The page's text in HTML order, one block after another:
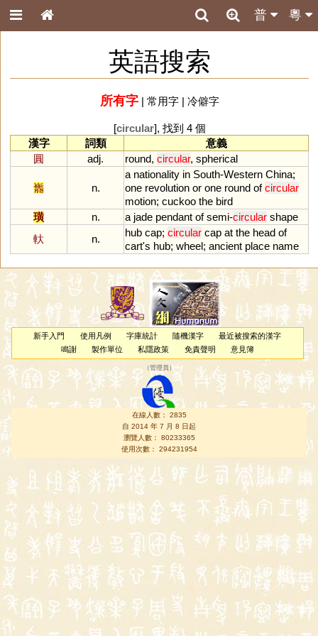
粵
普
英語搜索
所有字| 常用字| 冷僻字
[circular], 找到 4 個
漢字
詞類
意義
圓
adj. round, circular, spherical
巂 n.
a nationality in South-Western China;
one revolution or one round of circular
motion; cuckoo the bird
璜
n. a jade pendant of semi-circular shape
軑
n.
hub cap; circular cap at the head of
cart's hub; wheel; ancient place name
新手入門 使用凡例 字庫統計 隨機漢字
最近被搜索的漢字
鳴謝
製作單位 私隱政策 免責聲明 意見簿
（管理員 ）
在線人數： 2835
自 2014 年 7 月 8 日起
瀏覽人數： 80233365
使用次數： 294231954